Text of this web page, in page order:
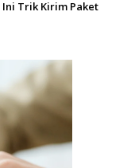
Trik Kirim Paket